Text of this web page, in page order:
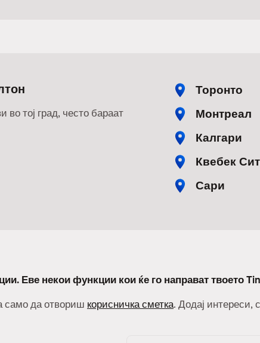
во тој град, често бараат
Торонто
Монтреал
Калгари
Квебек
Сари
Еве некои функции кои ќе го направат твоето
само да отвориш корисничка сметка. Додај интереси,